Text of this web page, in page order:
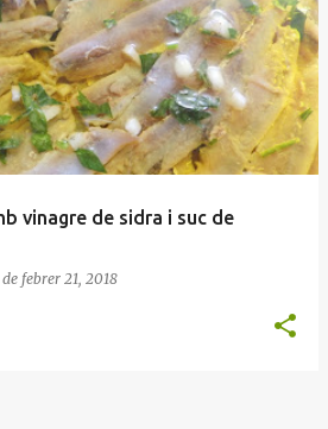
vinagre de sidra i suc de
de febrer 21, 2018